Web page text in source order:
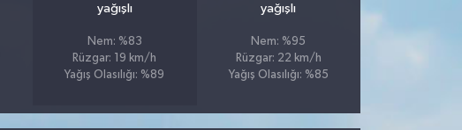
yağışlı
Nem: %83
Rüzgar: 19 km/h
Yağış Olasılığı: %89
yağışlı
Nem: %95
Rüzgar: 22 km/h
Yağış Olasılığı: %85